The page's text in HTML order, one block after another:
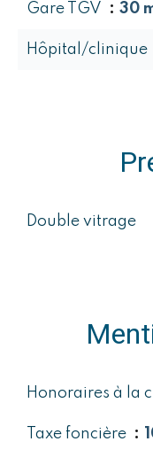
Gare TGV 30
Hôpital/clinique
Double vitrage
Honoraires à la
Taxe foncière